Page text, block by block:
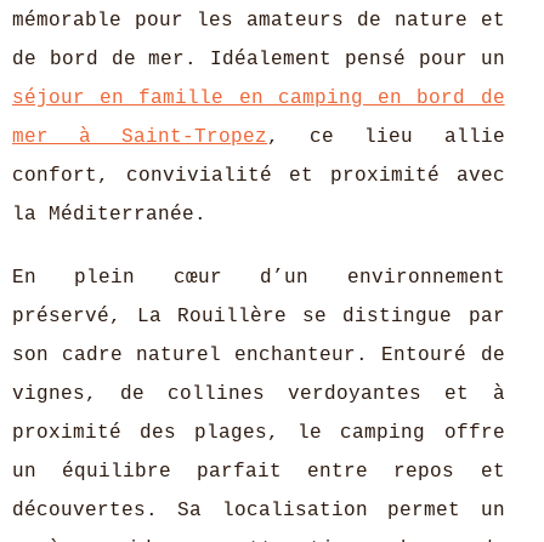
mémorable pour les amateurs de nature et
de bord de mer. Idéalement pensé pour un
séjour en famille en camping en bord de
mer à Saint-Tropez, ce lieu allie
confort, convivialité et proximité avec
la Méditerranée.
En plein cœur d’un environnement
préservé, La Rouillère se distingue par
son cadre naturel enchanteur. Entouré de
vignes, de collines verdoyantes et à
proximité des plages, le camping offre
un équilibre parfait entre repos et
découvertes. Sa localisation permet un